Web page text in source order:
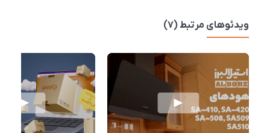
ویدئوهای مرتبط (7)